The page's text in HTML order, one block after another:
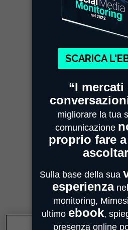
MIMESI
Sede Legale e
Centro Direzionale
Strada 4, Palazzo
20059
MIMESI
Strada
43100
MIMESI
Sede divisione
Via Guido
47121 Forlì
VENDITA